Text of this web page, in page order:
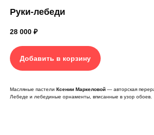
Руки-лебеди
28 000 ₽
Добавить в корзину
Масляные пастели Ксении Маркеловой — авторская
Лебеде и лебединые орнаменты, вписанные в узор обоев.